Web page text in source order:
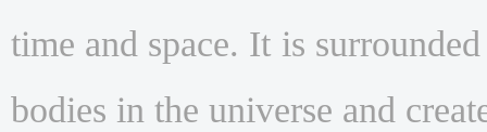
time and space. It is
bodies in the universe and